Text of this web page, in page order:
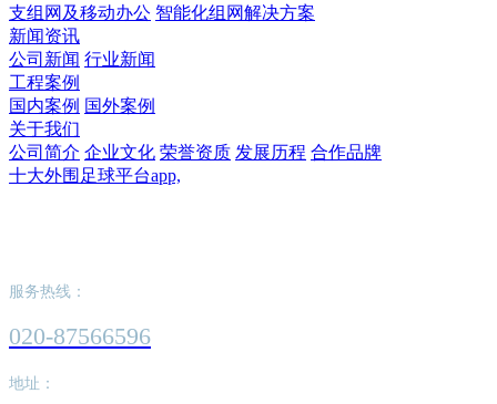
支组网及移动办公 智能化组网解决方案
新闻资讯
公司新闻 行业新闻
工程案例
国内案例 国外案例
关于我们
公司简介 企业文化 荣誉资质 发展历程 合作品牌
十大外围足球平台app,
服务热线：
020-87566596
地址：